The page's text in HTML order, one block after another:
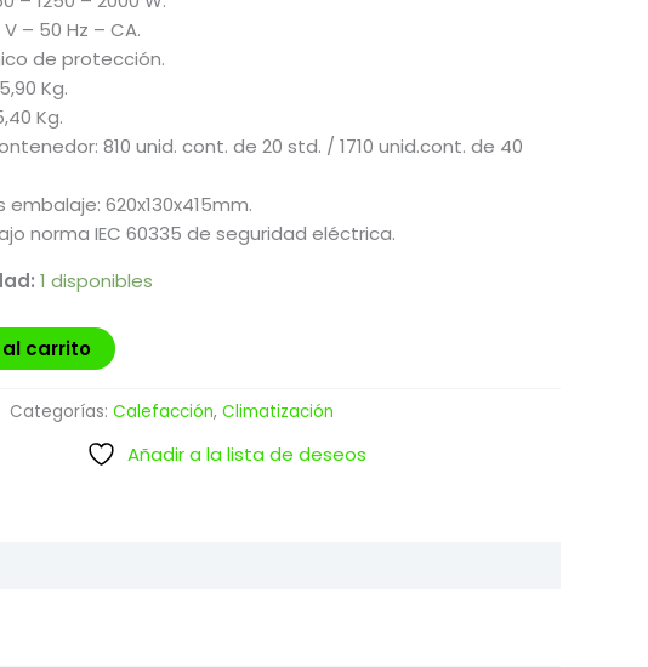
– 50 Hz – CA.
de protección.
Kg.
Kg.
810 unid. cont. de 20 std. / 1710 unid.cont. de 40
embalaje: 620x130x415mm.
norma IEC 60335 de seguridad eléctrica.
1 disponibles
carrito
Categorías: Calefacción, Climatización
Añadir a la lista de deseos